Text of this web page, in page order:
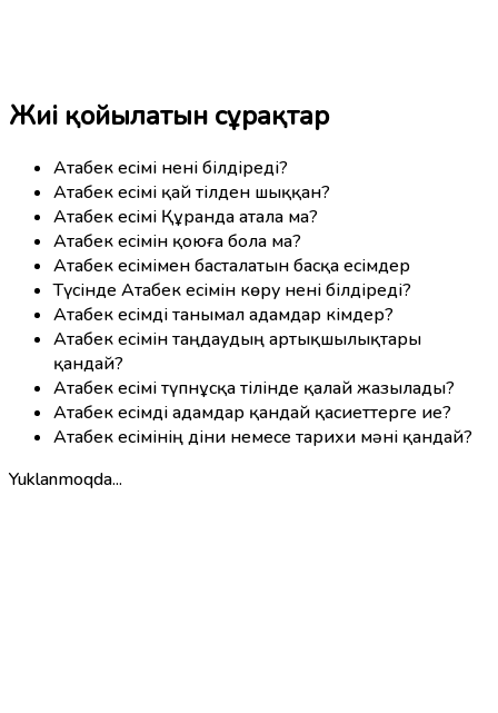
Жиі қойылатын сұрақтар
Атабек есімі нені білдіреді?
Атабек есімі қай тілден шыққан?
Атабек есімі Құранда атала ма?
Атабек есімін қоюға бола ма?
Атабек есімімен басталатын басқа есімдер
Түсінде Атабек есімін көру нені білдіреді?
Атабек есімді танымал адамдар кімдер?
Атабек есімін таңдаудың артықшылықтары
қандай?
Атабек есімі түпнұсқа тілінде қалай жазылады?
Атабек есімді адамдар қандай қасиеттерге ие?
Атабек есімінің діни немесе тарихи мәні қандай?
Yuklanmoqda...